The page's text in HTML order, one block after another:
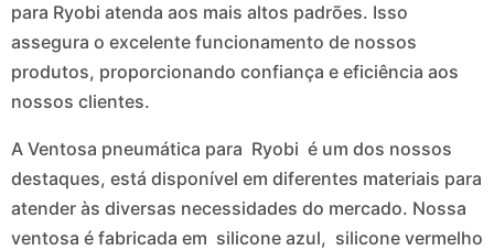
para Ryobi atenda aos mais altos padrões. Isso
assegura o excelente funcionamento de nossos
produtos, proporcionando confiança e eficiência aos
nossos clientes.
A Ventosa pneumática para Ryobi é um dos nossos
destaques, está disponível em diferentes materiais para
atender às diversas necessidades do mercado. Nossa
ventosa é fabricada em silicone azul, silicone vermelho